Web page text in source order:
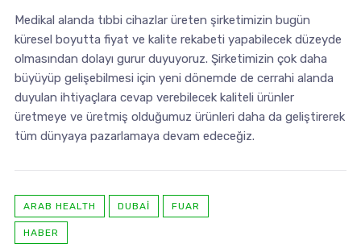
Medikal alanda tıbbi cihazlar üreten şirketimizin bugün
küresel boyutta fiyat ve kalite rekabeti yapabilecek düzeyde
olmasından dolayı gurur duyuyoruz. Şirketimizin çok daha
büyüyüp gelişebilmesi için yeni dönemde de cerrahi alanda
duyulan ihtiyaçlara cevap verebilecek kaliteli ürünler
üretmeye ve üretmiş olduğumuz ürünleri daha da geliştirerek
tüm dünyaya pazarlamaya devam edeceğiz.
ARAB HEALTH DUBAI FUAR
HABER